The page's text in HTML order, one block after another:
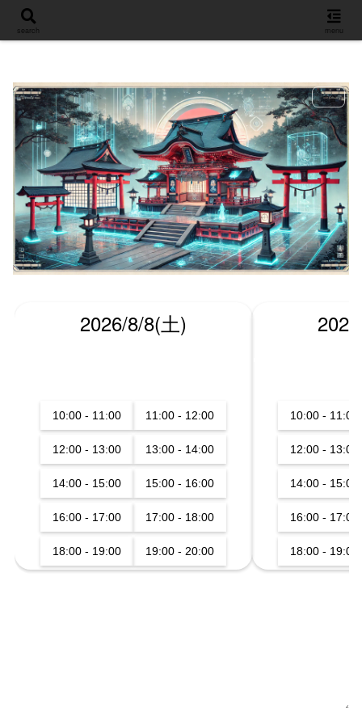
総合
2026/8/8(土)
10:00 - 11:00 11:00 - 12:00
12:00 - 13:00 13:00 - 14:00
14:00 - 15:00 15:00 - 16:00
16:00 - 17:00 17:00 - 18:00
18:00 - 19:00 19:00 - 20:00
10:00 - 11:00
12:00 - 13:00
14:00 - 15:00
16:00 - 17:00
18:00 - 19:00
search menu